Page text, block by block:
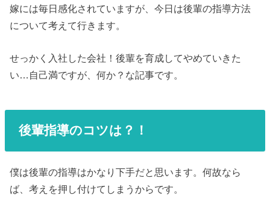
嫁には毎日感化されていますが、今日は後輩の指導方法
について考えて行きます。
せっかく入社した会社！後輩を育成してやめていきた
い…自己満ですが、何か？な記事です。
後輩指導のコツは？！
僕は後輩の指導はかなり下手だと思います。何故なら
ば、考えを押し付けてしまうからです。